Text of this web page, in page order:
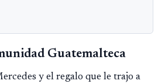
Guatemalteca
y el regalo que le trajo a